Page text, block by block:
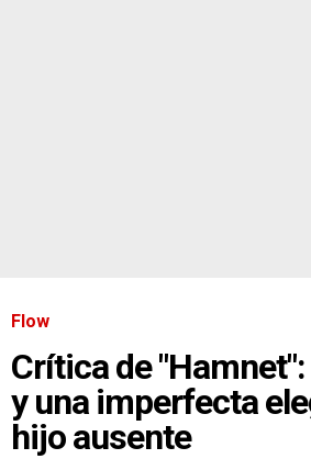
Flow
Crítica de
y una imperfecta
hijo ausente